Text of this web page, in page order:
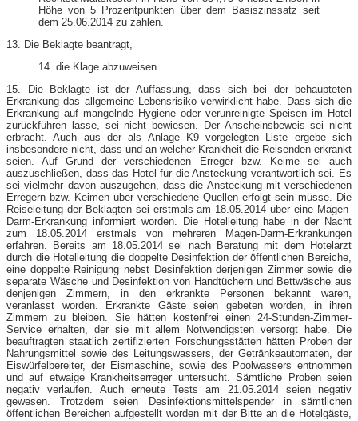
Höhe von 5 Prozentpunkten über dem Basiszinssatz seit
dem 25.06.2014 zu zahlen.
13. Die Beklagte beantragt,
14. die Klage abzuweisen.
15. Die Beklagte ist der Auffassung, dass sich bei der behaupteten
Erkrankung das allgemeine Lebensrisiko verwirklicht habe. Dass sich die
Erkrankung auf mangelnde Hygiene oder verunreinigte Speisen im Hotel
zurückführen lasse, sei nicht bewiesen. Der Anscheinsbeweis sei nicht
erbracht. Auch aus der als Anlage K9 vorgelegten Liste ergebe sich
insbesondere nicht, dass und an welcher Krankheit die Reisenden erkrankt
seien. Auf Grund der verschiedenen Erreger bzw. Keime sei auch
auszuschließen, dass das Hotel für die Ansteckung verantwortlich sei. Es
sei vielmehr davon auszugehen, dass die Ansteckung mit verschiedenen
Erregern bzw. Keimen über verschiedene Quellen erfolgt sein müsse. Die
Reiseleitung der Beklagten sei erstmals am 18.05.2014 über eine Magen-
Darm-Erkrankung informiert worden. Die Hotelleitung habe in der Nacht
zum 18.05.2014 erstmals von mehreren Magen-Darm-Erkrankungen
erfahren. Bereits am 18.05.2014 sei nach Beratung mit dem Hotelarzt
durch die Hotelleitung die doppelte Desinfektion der öffentlichen Bereiche,
eine doppelte Reinigung nebst Desinfektion derjenigen Zimmer sowie die
separate Wäsche und Desinfektion von Handtüchern und Bettwäsche aus
denjenigen Zimmern, in den erkrankte Personen bekannt waren,
veranlasst worden. Erkrankte Gäste seien gebeten worden, in ihren
Zimmern zu bleiben. Sie hätten kostenfrei einen 24-Stunden-Zimmer-
Service erhalten, der sie mit allem Notwendigsten versorgt habe. Die
beauftragten staatlich zertifizierten Forschungsstätten hätten Proben der
Nahrungsmittel sowie des Leitungswassers, der Getränkeautomaten, der
Eiswürfelbereiter, der Eismaschine, sowie des Poolwassers entnommen
und auf etwaige Krankheitserreger untersucht. Sämtliche Proben seien
negativ verlaufen. Auch erneute Tests am 21.05.2014 seien negativ
gewesen. Trotzdem seien Desinfektionsmittelspender in sämtlichen
öffentlichen Bereichen aufgestellt worden mit der Bitte an die Hotelgäste,